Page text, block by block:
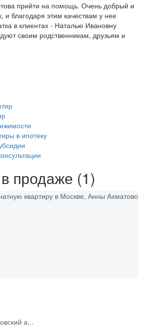
прийти на помощь. Очень добрый и
и благодаря этим качествам у нее
в клиентах - Наталью Ивановну
своим родственникам, друзьям и
в ипотеку
продаже (1)
а...